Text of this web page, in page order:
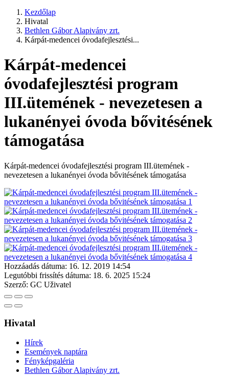
Kezdőlap
Hivatal
Bethlen Gábor Alapivány zrt.
Kárpát-medencei óvodafejlesztési...
Kárpát-medencei
óvodafejlesztési program
III.ütemének - nevezetesen a
lukanényei óvoda bővitésének
támogatása
Kárpát-medencei óvodafejlesztési program III.ütemének -
nevezetesen a lukanényei óvoda bővitésének támogatása
Hozzáadás dátuma: 16. 12. 2019 14:54
Legutóbbi frissítés dátuma: 18. 6. 2025 15:24
Szerző: GC Uživatel
Hivatal
Hírek
Események naptára
Fényképgaléria
Bethlen Gábor Alapivány zrt.